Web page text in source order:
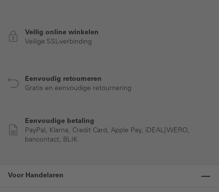
Veilig online winkelen
Veilige SSL-verbinding
Eenvoudig retourneren
Gratis en eenvoudige retournering
Eenvoudige betaling
PayPal, Klarna, Credit Card, Apple Pay, iDEAL| WERO,
bancontact, BLIK
Voor Handelaren